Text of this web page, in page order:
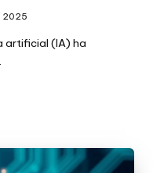
2025
artificial (IA) ha